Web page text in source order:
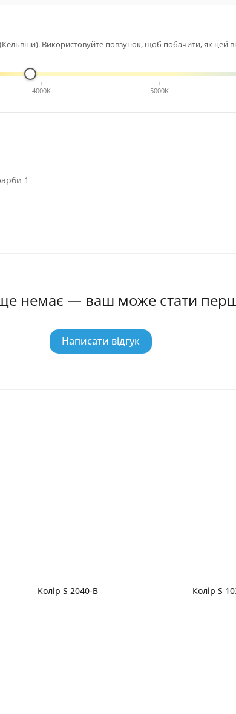
Використовуйте повзунок, щоб побачити, як цей
4000K 5000K
1
ще немає — ваш може стати
Написати відгук
Колір S 2040-B Колір S